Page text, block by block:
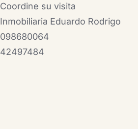
Coordine su visita
Inmobiliaria Eduardo Rodrigo
098680064
42497484